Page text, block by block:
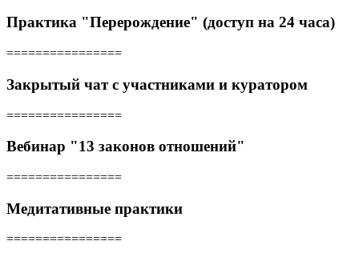
Практика "Перерождение" (доступ на 24 часа)
================
Закрытый чат с участниками и куратором
================
Вебинар "13 законов отношений"
================
Медитативные практики
================